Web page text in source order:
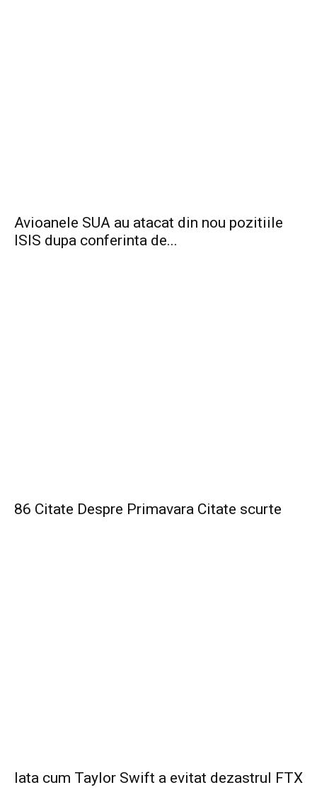
Avioanele SUA au atacat din nou pozitiile
ISIS dupa conferinta de...
86 Citate Despre Primavara Citate scurte
Iata cum Taylor Swift a evitat dezastrul FTX